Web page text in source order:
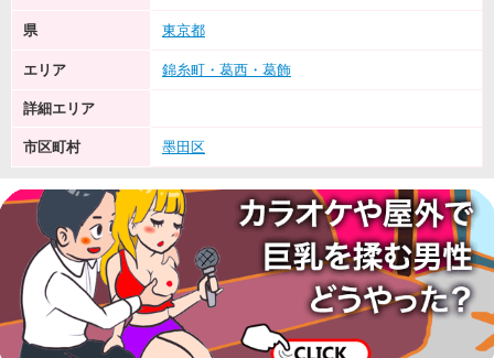
県 東京都
エリア 錦糸町・葛西・葛飾
詳細エリア
市区町村 墨田区